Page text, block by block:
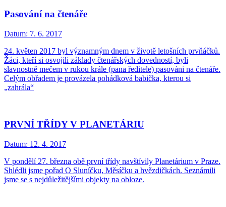
Pasování na čtenáře
Datum: 7. 6. 2017
24. květen 2017 byl významným dnem v životě letošních prvňáčků.
Žáci, kteří si osvojili základy čtenářských dovedností, byli
slavnostně mečem v rukou krále (pana ředitele) pasováni na čtenáře.
Celým obřadem je provázela pohádková babička, kterou si
„zahrála“
PRVNÍ TŘÍDY V PLANETÁRIU
Datum: 12. 4. 2017
V pondělí 27. března obě první třídy navštívily Planetárium v Praze.
Shlédli jsme pořad O Sluníčku, Měsíčku a hvězdičkách. Seznámili
jsme se s nejdůležitějšími objekty na obloze.